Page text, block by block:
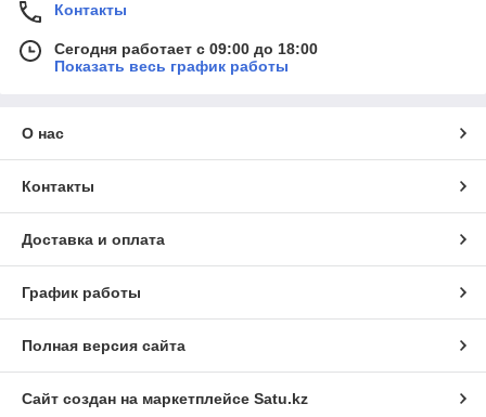
Контакты
Сегодня работает с 09:00 до 18:00
Показать весь график работы
О нас
Контакты
Доставка и оплата
График работы
Полная версия сайта
Сайт создан на маркетплейсе Satu.kz